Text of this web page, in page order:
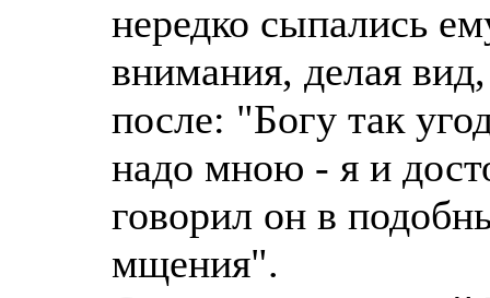
нередко сыпались
внимания, делая
после: "Богу так
надо мною - я и
говорил он в
мщения".